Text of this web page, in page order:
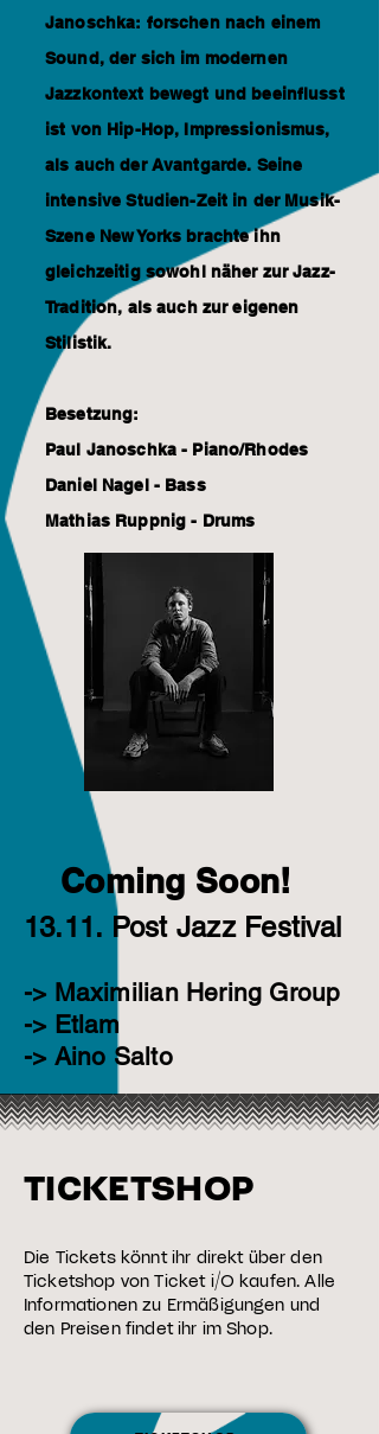
Janoschka: forschen nach einem
Sound, der sich im modernen
Jazzkontext bewegt und beeinflusst
ist von Hip-Hop, Impressionismus,
als auch der Avantgarde. Seine
intensive Studien-Zeit in der Musik-
Szene New Yorks brachte ihn
gleichzeitig sowohl näher zur Jazz-
Tradition, als auch zur eigenen
Stilistik.
Besetzung:
Paul Janoschka - Piano/Rhodes
Daniel Nagel - Bass
Mathias Ruppnig - Drums
Coming Soon!
13.11. Post Jazz Festival
-> Maximilian Hering Group
-> Etlam
-> Aino Salto
TICKETSHOP
Die Tickets könnt ihr direkt über den
Ticketshop von Ticket i/O kaufen.Alle
Informationen zu Ermäßigungen und
den Preisen findet ihr im Shop.